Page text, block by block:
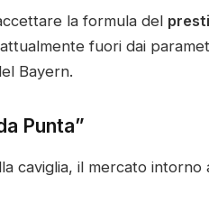
la formula del
fuori dai
Bayern.
Punta”
caviglia, il mercato intorno